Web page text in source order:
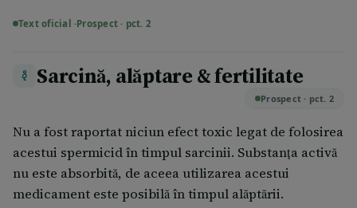
Această modalitate de contracepţie nu protejează
SIDA. Până în prezent, doar utilizarea prezervativului
asigură o protecție eficientă.
Pharmatex 18,9 mg capsule moi vaginale împreună
cu alte medicamente Spuneţi medicului
dumneavoastră sa farmacistului dacă luaţi, aţi luat
recent sau s-ar putea să luaţi orice alte medicamente.
Text oficial ·Prospect · pct. 2
Sarcină, alăptare & fertilitate
Prospect · pct. 2
Nu a fost raportat niciun efect toxic legat de folosirea
acestui spermicid în timpul sarcinii. Substanţa activă
nu este absorbită, de aceea utilizarea acestui
medicament este posibilă în timpul alăptării.